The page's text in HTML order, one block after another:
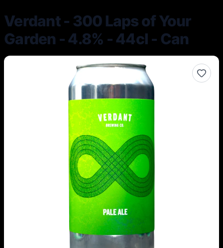
Verdant - 300 Laps of Your
Garden - 4.8% - 44cl - Can